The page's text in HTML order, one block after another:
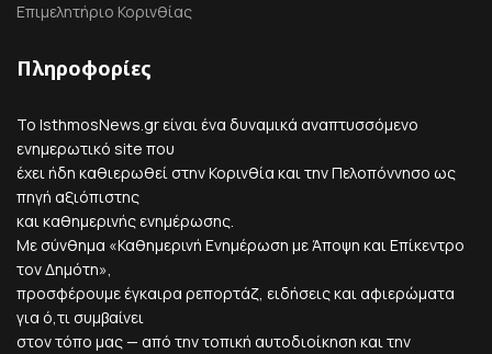
Επιμελητήριο Κορινθίας
Πληροφορίες
Το IsthmosNews.gr είναι ένα δυναμικά αναπτυσσόμενο
ενημερωτικό site που
έχει ήδη καθιερωθεί στην Κορινθία και την Πελοπόννησο ως
πηγή αξιόπιστης
και καθημερινής ενημέρωσης.
Με σύνθημα «Καθημερινή Ενημέρωση με Άποψη και Επίκεντρο
τον Δημότη»,
προσφέρουμε έγκαιρα ρεπορτάζ, ειδήσεις και αφιερώματα
για ό,τι συμβαίνει
στον τόπο μας — από την τοπική αυτοδιοίκηση και την